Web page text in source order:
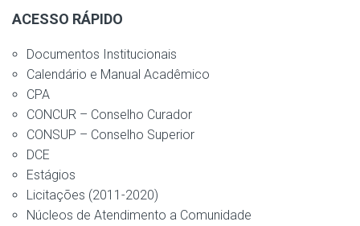
ACESSO RÁPIDO
Documentos Institucionais
Calendário e Manual Acadêmico
CPA
CONCUR – Conselho Curador
CONSUP – Conselho Superior
DCE
Estágios
Licitações (2011-2020)
Núcleos de Atendimento a Comunidade